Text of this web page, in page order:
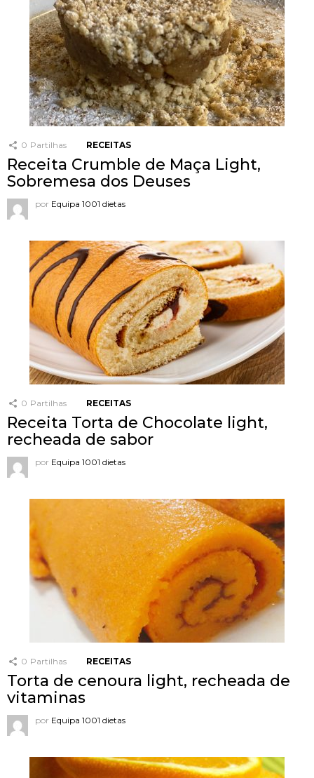
0 Partilhas RECEITAS
Receita Crumble de Maça Light,
Sobremesa dos Deuses
por Equipa 1001 dietas
0 Partilhas RECEITAS
Receita Torta de Chocolate light,
recheada de sabor
por Equipa 1001 dietas
0 Partilhas RECEITAS
Torta de cenoura light, recheada de
vitaminas
por Equipa 1001 dietas